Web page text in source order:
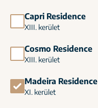
Capri Residence
XIII. kerület
Cosmo Residence
XIII. kerület
Madeira Residence
XI. kerület